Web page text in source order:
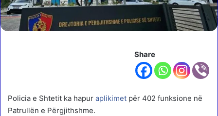
Share
Policia e Shtetit ka hapur aplikimet për 402 funksione në
Patrullën e Përgjithshme.